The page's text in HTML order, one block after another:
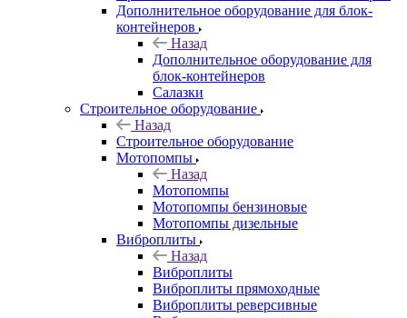
Дополнительное оборудование для блок-
контейнеров
Назад
Дополнительное оборудование для
блок-контейнеров
Салазки
Строительное оборудование
Назад
Строительное оборудование
Мотопомпы
Назад
Мотопомпы
Мотопомпы бензиновые
Мотопомпы дизельные
Виброплиты
Назад
Виброплиты
Виброплиты прямоходные
Виброплиты реверсивные